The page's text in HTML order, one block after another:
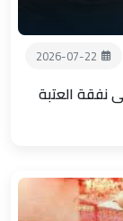
2026-07-22
العتبة